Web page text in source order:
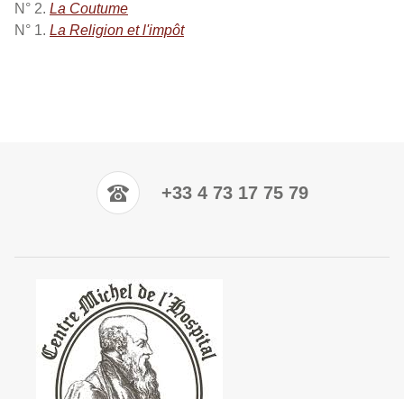
N° 2. La Coutume
N° 1. La Religion et l'impôt
+33 4 73 17 75 79